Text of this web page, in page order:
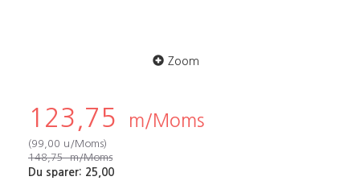
Zoom
123,75 m/Moms
(99,00 u/Moms)
148,75m/Moms
Du sparer: 25,00